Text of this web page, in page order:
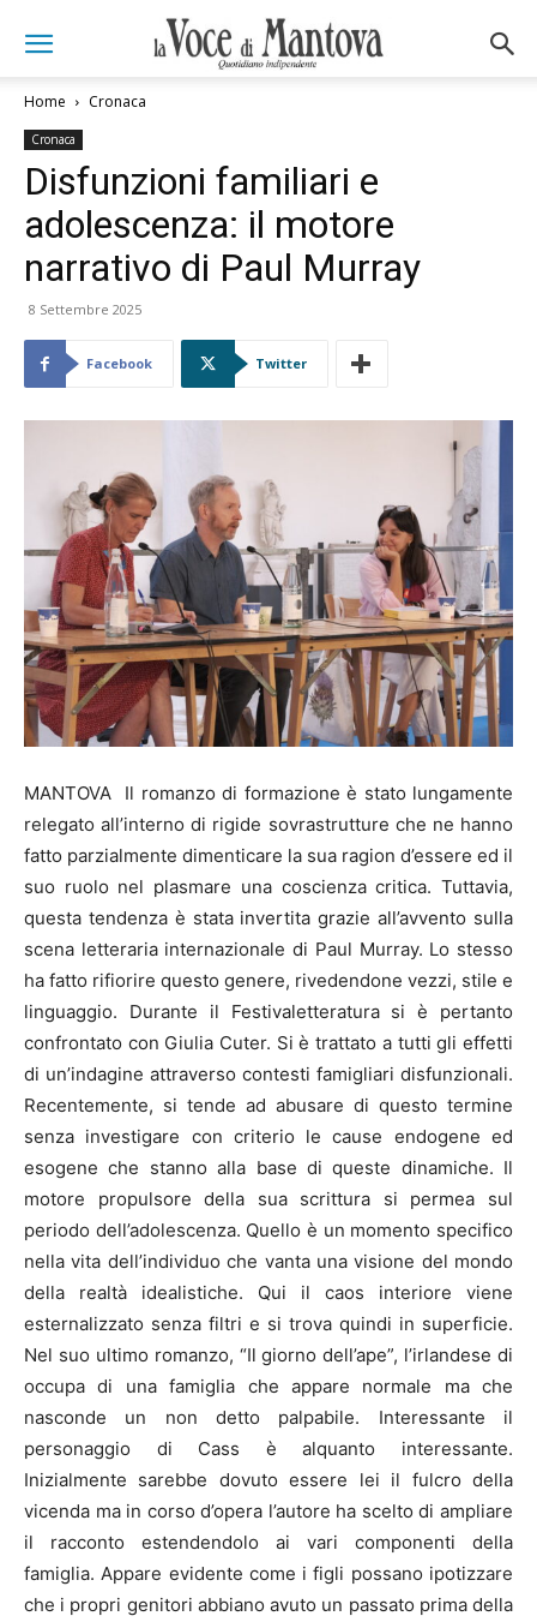
Home Cronaca
Cronaca
Disfunzioni familiari e
adolescenza: il motore
narrativo di Paul Murray
8 Settembre 2025
Facebook Twitter
MANTOVA Il romanzo di formazione è stato lungamente
relegato all’interno di rigide sovrastrutture che ne hanno
fatto parzialmente dimenticare la sua ragion d’essere ed il
suo ruolo nel plasmare una coscienza critica. Tuttavia,
questa tendenza è stata invertita grazie all’avvento sulla
scena letteraria internazionale di Paul Murray. Lo stesso
ha fatto rifiorire questo genere, rivedendone vezzi, stile e
linguaggio. Durante il Festivaletteratura si è pertanto
confrontato con Giulia Cuter. Si è trattato a tutti gli effetti
di un’indagine attraverso contesti famigliari disfunzionali.
Recentemente, si tende ad abusare di questo termine
senza investigare con criterio le cause endogene ed
esogene che stanno alla base di queste dinamiche. Il
motore propulsore della sua scrittura si permea sul
periodo dell’adolescenza. Quello è un momento specifico
nella vita dell’individuo che vanta una visione del mondo
della realtà idealistiche. Qui il caos interiore viene
esternalizzato senza filtri e si trova quindi in superficie.
Nel suo ultimo romanzo, “Il giorno dell’ape”, l’irlandese di
occupa di una famiglia che appare normale ma che
nasconde un non detto palpabile. Interessante il
personaggio di Cass è alquanto interessante.
Inizialmente sarebbe dovuto essere lei il fulcro della
vicenda ma in corso d’opera l’autore ha scelto di ampliare
il racconto estendendolo ai vari componenti della
famiglia. Appare evidente come i figli possano ipotizzare
che i propri genitori abbiano avuto un passato prima della